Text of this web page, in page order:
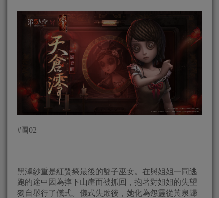
#圖02
黑澤紗重是紅贄祭最後的雙子巫女。在與姐姐一同逃
跑的途中因為摔下山崖而被抓回，抱著對姐姐的失望
獨自舉行了儀式。儀式失敗後，她化為怨靈從黃泉歸